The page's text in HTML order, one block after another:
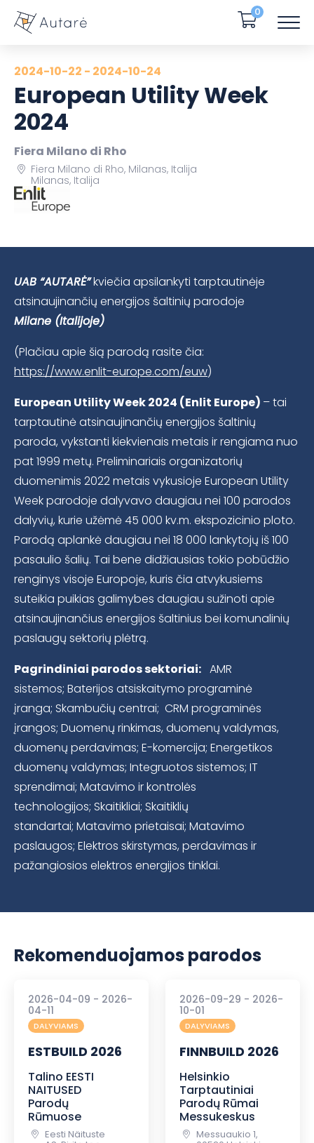
0
2024-10-22 - 2024-10-24
European Utility Week
2024
Fiera Milano di Rho
Fiera Milano di Rho, Milanas, Italija
Milanas, Italija
UAB “AUTARĖ”kviečia apsilankyti tarptautinėje
atsinaujinančių energijos šaltinių parodoje
Milane (Italijoje)
(Plačiau apie šią parodą rasite čia:
https://www.enlit-europe.com/euw)
European Utility Week 2024 (Enlit Europe) – tai
tarptautinė atsinaujinančių energijos šaltinių
paroda, vykstanti kiekvienais metais ir rengiama nuo
pat 1999 metų. Preliminariais organizatorių
duomenimis 2022 metais vykusioje European Utility
Week parodoje dalyvavo daugiau nei 100 parodos
dalyvių, kurie užėmė 45 000 kv.m. ekspozicinio ploto.
Parodą aplankė daugiau nei 18 000 lankytojų iš 100
pasaulio šalių. Tai bene didžiausias tokio pobūdžio
renginys visoje Europoje, kuris čia atvykusiems
suteikia puikias galimybes daugiau sužinoti apie
atsinaujinančius energijos šaltinius bei komunalinių
paslaugų sektorių plėtrą.
Pagrindiniai parodos sektoriai: AMR
sistemos; Baterijos atsiskaitymo programinė
įranga; Skambučių centrai; CRM programinės
įrangos; Duomenų rinkimas, duomenų valdymas,
duomenų perdavimas; E-komercija; Energetikos
duomenų valdymas; Integruotos sistemos; IT
sprendimai; Matavimo ir kontrolės
technologijos; Skaitikliai; Skaitiklių
standartai; Matavimo prietaisai; Matavimo
paslaugos; Elektros skirstymas, perdavimas ir
pažangiosios elektros energijos tinklai.
Rekomenduojamos parodos
2026-04-09 - 2026-
04-11
DALYVIAMS
ESTBUILD 2026
Talino EESTI
NAITUSED
Parodų
Rūmuose
Eesti Näituste
2026-09-29 - 2026-
10-01
DALYVIAMS
FINNBUILD 2026
Helsinkio
Tarptautiniai
Parodų Rūmai
Messukeskus
Messuaukio 1,